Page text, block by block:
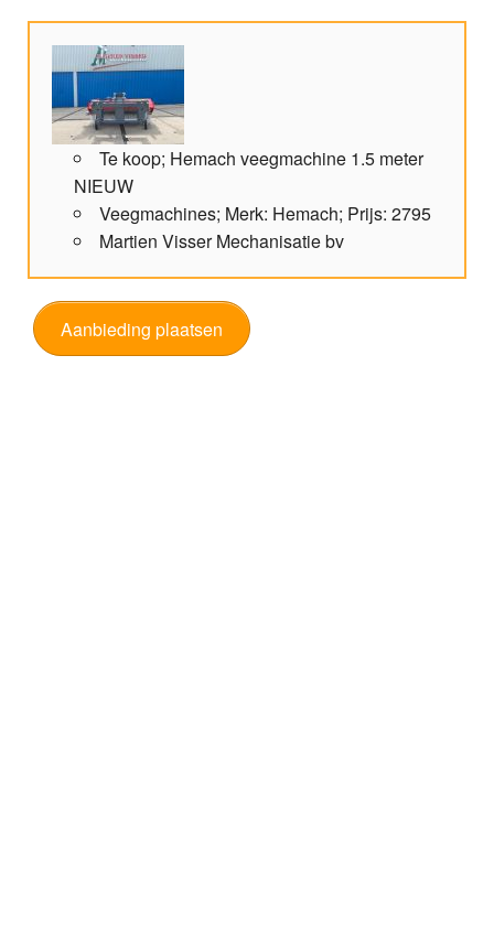
Te koop; Hemach veegmachine 1.5 meter
NIEUW
Veegmachines; Merk: Hemach; Prijs: 2795
Martien Visser Mechanisatie bv
Aanbieding plaatsen